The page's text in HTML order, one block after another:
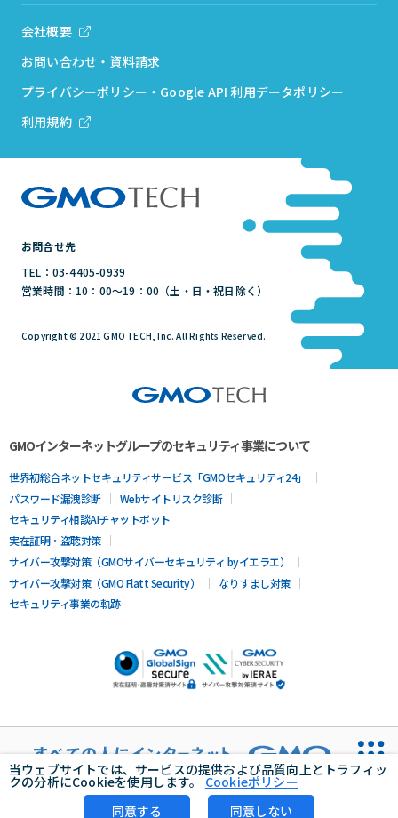
お問合せ先
TEL：03-4405-0939
営業時間：10：00～19：00（土・日・祝日除く）
会社概要
お問い合わせ・資料請求
プライバシーポリシー・Google API 利用データポリシー
利用規約
Copyright © 2021 GMO TECH, Inc. All Rights Reserved.
GMOインターネットグループのセキュリティ事業について
世界初総合ネットセキュリティサービス「GMOセキュリティ24」
パスワード漏洩診断
Webサイトリスク診断
セキュリティ相談AIチャットボット
実在証明・盗聴対策
サイバー攻撃対策（GMOサイバーセキュリティ byイエラエ）
サイバー攻撃対策（GMO Flatt Security）
なりすまし対策
セキュリティ事業の軌跡
当ウェブサイトでは、サービスの提供および品質向上とトラフィッ
クの分析にCookieを使用します。 Cookieポリシー
同意する
同意しない